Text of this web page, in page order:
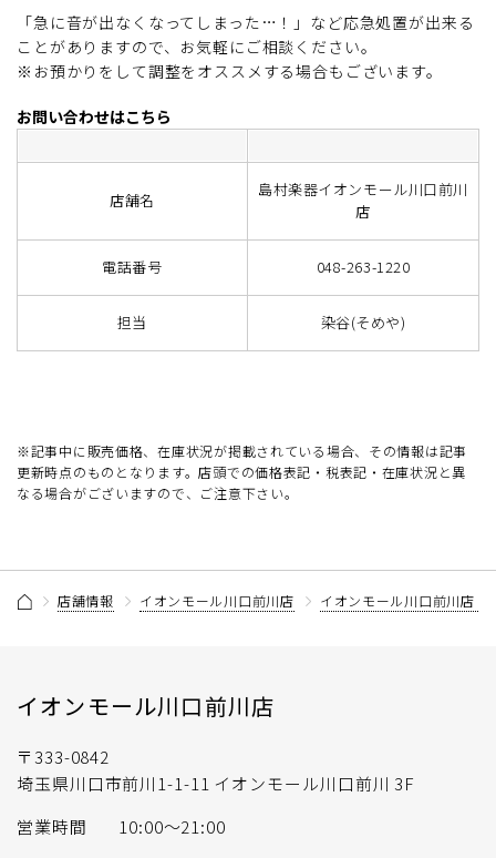
「急に音が出なくなってしまった…！」など応急処置が出来る
ことがありますので、お気軽にご相談ください。
※お預かりをして調整をオススメする場合もございます。
お問い合わせはこちら
店舗名
島村楽器イオンモール川口前川
店
電話番号 048-263-1220
担当 染谷(そめや)
※記事中に販売価格、在庫状況が掲載されている場合、その情報は記事
更新時点のものとなります。店頭での価格表記・税表記・在庫状況と異
なる場合がございますので、ご注意下さい。
店舗情報 イオンモール川口前川店 イオンモール川口前川店
イオンモール川口前川店
〒333-0842
埼玉県川口市前川1-1-11 イオンモール川口前川 3F
営業時間
10:00〜21:00